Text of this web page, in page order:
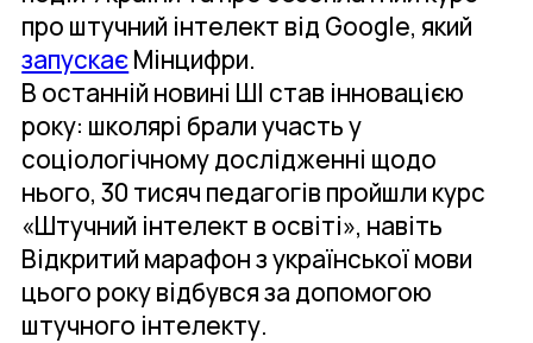
про штучний інтелект від Google, який
запускаєМінцифри.
В останній новині ШІ став інновацією
року: школярі брали участь у
соціологічному дослідженні щодо
нього, 30 тисяч педагогів пройшли курс
«Штучний інтелект в освіті», навіть
Відкритий марафон з української мови
цього року відбувся за допомогою
штучного інтелекту.